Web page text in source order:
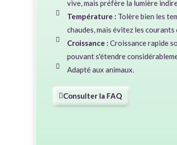
vive, mais préfère la lumière
Température : Tolère bien les
chaudes, mais évitez les
Croissance : Croissance rapide
pouvant s'étendre
Adapté aux animaux.
Consulter la FAQ